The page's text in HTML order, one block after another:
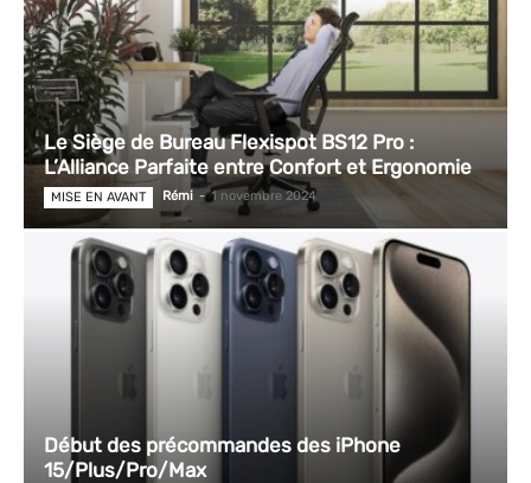
Le Siège de Bureau Flexispot BS12 Pro :
L’Alliance Parfaite entre Confort et Ergonomie
MISE EN AVANT Rémi - 1 novembre 2024
Début des précommandes des iPhone
15/Plus/Pro/Max